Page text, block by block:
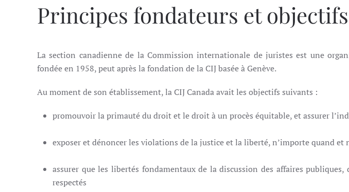
Principes fondateurs et
La section canadienne de la Commission internationale de juristes est une
fondée en 1958, peut après la fondation de la CIJ basée à Genève.
Au moment de son établissement, la CIJ Canada avait les objectifs suivants :
promouvoir la primauté du droit et le droit à un procès équitable, et assurer
exposer et dénoncer les violations de la justice et la liberté, n’importe quand et
assurer que les libertés fondamentaux de la discussion des affaires
respectés